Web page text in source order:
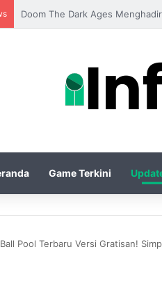
Update Diablo IV Season
Game Terkini
Pool Terbaru Versi Gratisan!